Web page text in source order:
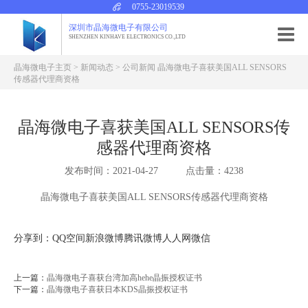
0755-23019539
深圳市晶海微电子有限公司
SHENZHEN KINHAVE ELECTRONICS CO.,LTD
晶海微电子主页 > 新闻动态 > 公司新闻 晶海微电子喜获美国ALL SENSORS
传感器代理商资格
晶海微电子喜获美国ALL SENSORS传
感器代理商资格
发布时间：2021-04-27 点击量：4238
晶海微电子喜获美国ALL SENSORS传感器代理商资格
分享到： QQ空间 新浪微博腾讯微博人人网 微信
上一篇： 晶海微电子喜获台湾加高hehe晶振授权证书
下一篇： 晶海微电子喜获日本KDS晶振授权证书